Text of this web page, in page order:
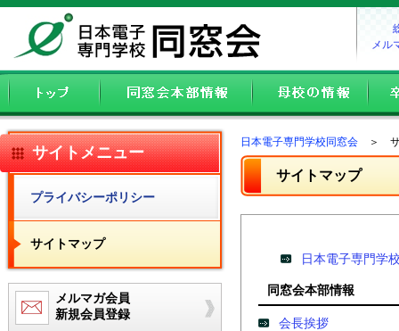
メル
サイトメニュー
プライバシーポリシー
サイトマップ
メルマガ会員
新規会員登録
日本電子専門学校同窓会 ＞ サ
サイトマップ
日本電子専門学
同窓会本部情報
会長挨拶